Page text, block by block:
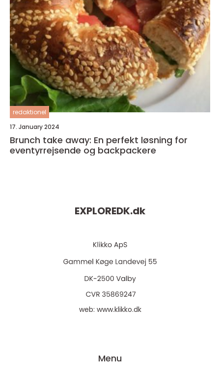
redaktionel
17. January 2024
Brunch take away: En perfekt løsning for
eventyrrejsende og backpackere
EXPLOREDK.dk
web: www.klikko.dk
Menu